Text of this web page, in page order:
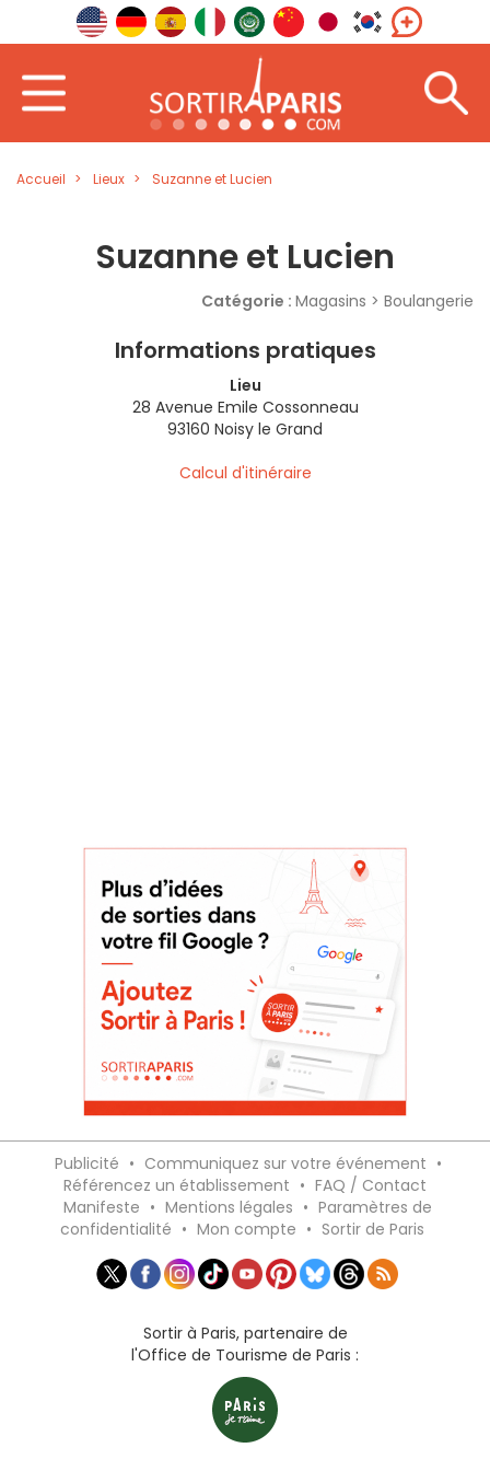
Accueil Lieux Suzanne et Lucien
Suzanne et Lucien
Catégorie : Magasins > Boulangerie
Informations pratiques
Lieu
28 Avenue Emile Cossonneau
93160 Noisy le Grand
Calcul d'itinéraire
Publicité • Communiquez sur votre événement •
Référencez un établissement • FAQ / Contact
Manifeste • Mentions légales • Paramètres de
confidentialité • Mon compte • Sortir de Paris
Sortir à Paris, partenaire de
l'Office de Tourisme de Paris :